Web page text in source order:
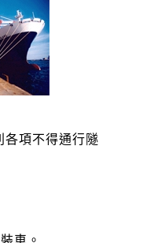
各項不得通行隧
車。